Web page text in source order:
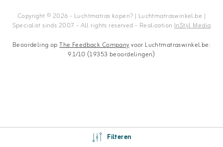
Copyright © 2026 - Luchtmatras kopen? | Luchtmatraswinkel.be |
Specialist sinds 2007 - All rights reserved - Realization InStijl Media
Filteren
Beoordeling opThe Feedback Companyvoor Luchtmatraswinkel.be:
9.1/10 (19353 beoordelingen)